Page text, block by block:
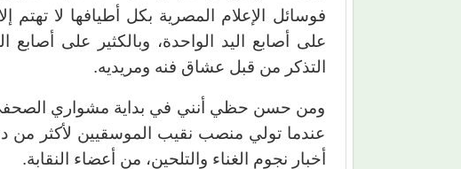
فوسائل الإعلام المصرية بكل أطيافها لا
على أصابع اليد الواحدة، وبالكثير على
التذكر من قبل عشاق فنه ومريديه.
ومن حسن حظي أنني في بداية مشواري
عندما تولي منصب نقيب الموسقيين لأكثر من
أخبار نجوم الغناء والتلحين، من أعضاء النقابة.